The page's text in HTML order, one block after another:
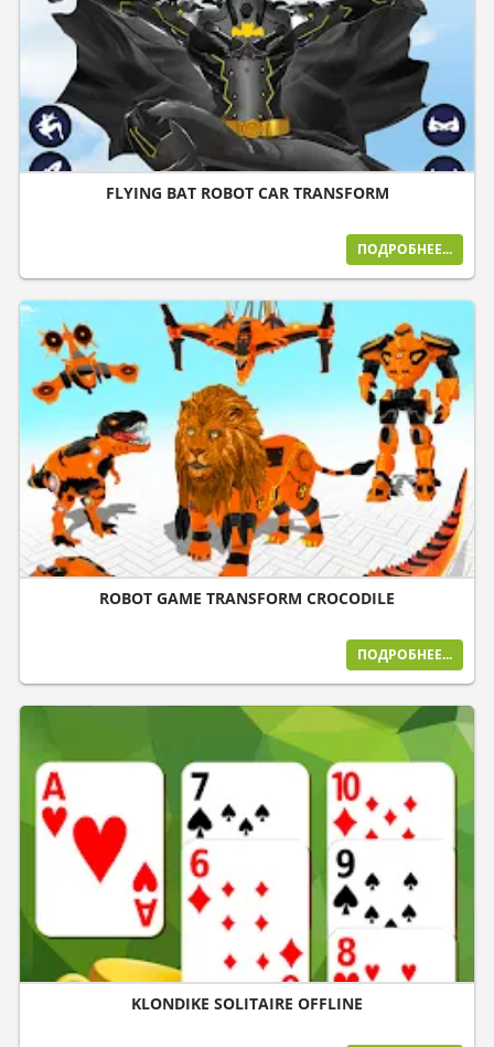
FLYING BAT ROBOT CAR TRANSFORM
ПОДРОБНЕЕ...
ROBOT GAME TRANSFORM CROCODILE
ПОДРОБНЕЕ...
KLONDIKE SOLITAIRE OFFLINE